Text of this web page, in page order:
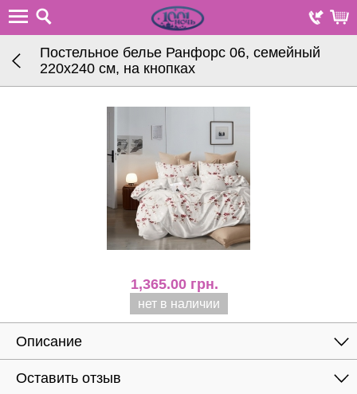
Постельное белье Ранфорс 06, семейный
220х240 см, на кнопках
1,365.00 грн.
нет в наличии
Описание
Оставить отзыв